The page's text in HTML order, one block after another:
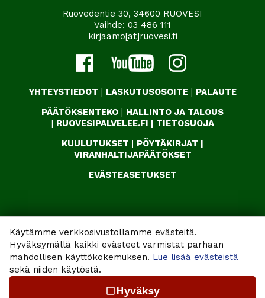
Käytämme verkkosivustollamme evästeitä.
Hyväksymällä kaikki evästeet varmistat parhaan
mahdollisen käyttökokemuksen. Lue lisää evästeistä
sekä niiden käytöstä.
check_box_outline_blank Hyväksy
Ruovedentie 30, 34600 RUOVESI
Vaihde: 03 486 111
kirjaamo[at]ruovesi.fi
YHTEYSTIEDOT | LASKUTUSOSOITE | PALAUTE
PÄÄTÖKSENTEKO | HALLINTO JA TALOUS
| RUOVESIPALVELEE.FI | TIETOSUOJA
KUULUTUKSET | PÖYTÄKIRJAT |
VIRANHALTIJAPÄÄTÖKSET
EVÄSTEASETUKSET